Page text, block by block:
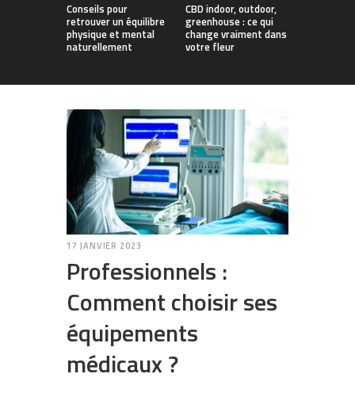
Conseils pour
retrouver un équilibre
physique et mental
naturellement
CBD indoor, outdoor,
greenhouse : ce qui
change vraiment dans
votre fleur
17 JANVIER 2023
Professionnels :
Comment choisir ses
équipements
médicaux ?